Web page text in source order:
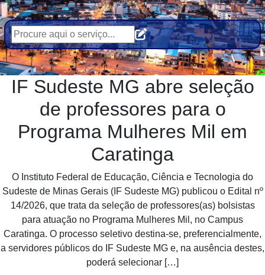
IF Sudeste MG abre seleção
de professores para o
Programa Mulheres Mil em
Caratinga
O Instituto Federal de Educação, Ciência e Tecnologia do
Sudeste de Minas Gerais (IF Sudeste MG) publicou o Edital nº
14/2026, que trata da seleção de professores(as) bolsistas
para atuação no Programa Mulheres Mil, no Campus
Caratinga. O processo seletivo destina-se, preferencialmente,
a servidores públicos do IF Sudeste MG e, na ausência destes,
poderá selecionar […]